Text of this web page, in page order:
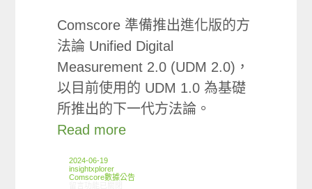
Comscore 準備推出進化版的方
法論 Unified Digital
Measurement 2.0 (UDM 2.0)，
以目前使用的 UDM 1.0 為基礎
所推出的下一代方法論。
Read more
2024-06-19
insightxplorer
Comscore數據公告